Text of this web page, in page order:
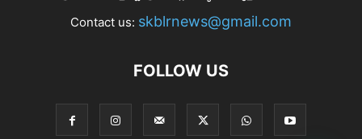
Contact us: skblrnews@gmail.com
FOLLOW US